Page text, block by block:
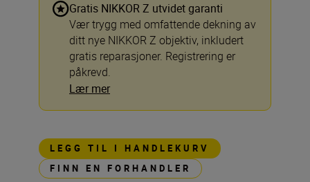
Gratis NIKKOR Z utvidet garanti
Vær trygg med omfattende dekning av
ditt nye NIKKOR Z objektiv, inkludert
gratis reparasjoner. Registrering er
påkrevd.
Lær mer
LEGG TIL I HANDLEKURV
FINN EN FORHANDLER